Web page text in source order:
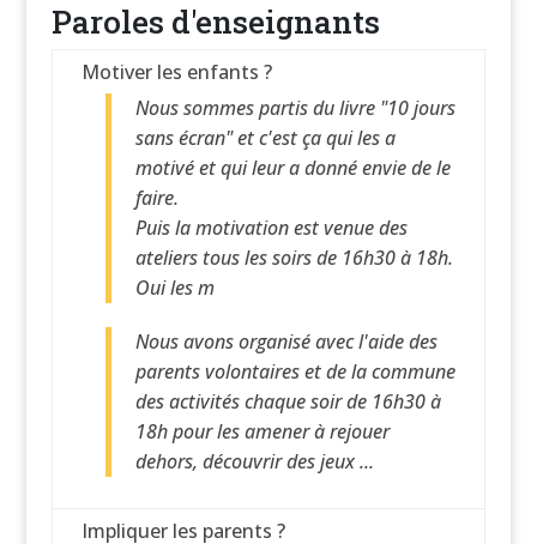
Paroles d'enseignants
Motiver les enfants ?
Nous sommes partis du livre "10 jours
sans écran" et c'est ça qui les a
motivé et qui leur a donné envie de le
faire.
Puis la motivation est venue des
ateliers tous les soirs de 16h30 à 18h.
Oui les m
Nous avons organisé avec l'aide des
parents volontaires et de la commune
des activités chaque soir de 16h30 à
18h pour les amener à rejouer
dehors, découvrir des jeux ...
Impliquer les parents ?